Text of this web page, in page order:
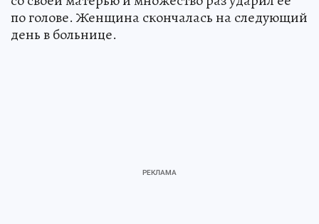
по голове. Женщина скончалась на следующий
день в больнице.